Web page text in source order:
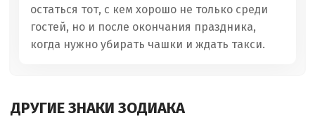
остаться тот, с кем хорошо не только среди
гостей, но и после окончания праздника,
когда нужно убирать чашки и ждать такси.
ДРУГИЕ ЗНАКИ ЗОДИАКА